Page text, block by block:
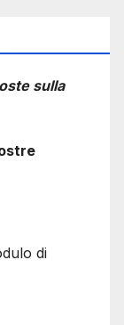
sulla
di